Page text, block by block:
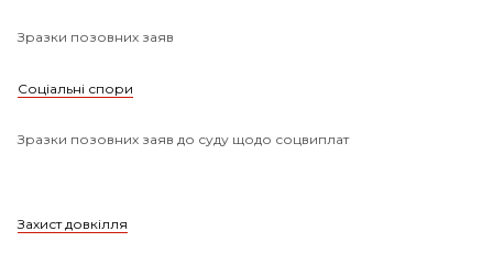
Зразки позовних заяв
Соціальні спори
Зразки позовних заяв до суду щодо соцвиплат
Захист довкілля